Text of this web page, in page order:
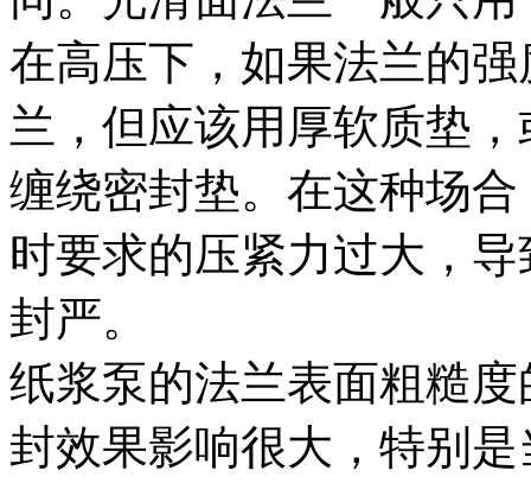
在高压下，如果法兰的
兰，但应该用厚软质垫
缠绕密封垫。在这种场
时要求的压紧力过大，
封严。
纸浆泵的法兰表面粗糙
封效果影响很大，特别